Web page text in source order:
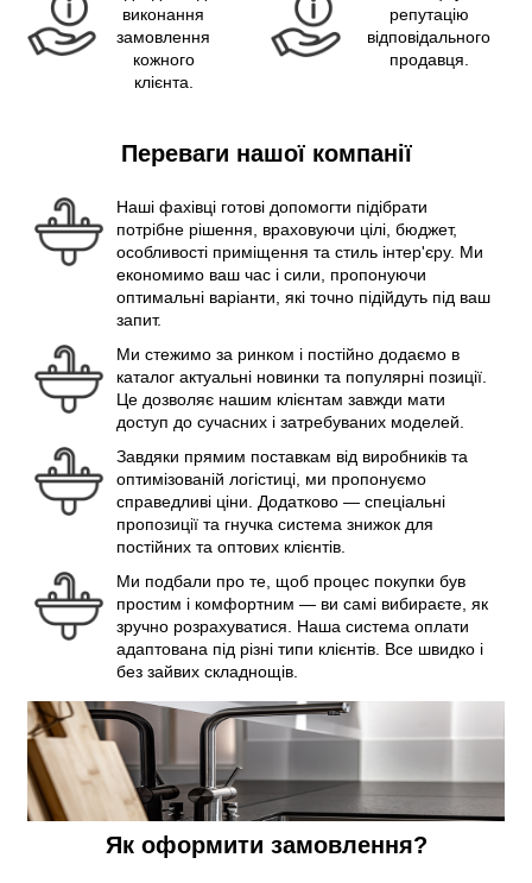
виконання
замовлення
кожного
клієнта.
репутацію
відповідального
продавця.
Переваги нашої компанії
Наші фахівці готові допомогти підібрати
потрібне рішення, враховуючи цілі, бюджет,
особливості приміщення та стиль інтер'єру. Ми
економимо ваш час і сили, пропонуючи
оптимальні варіанти, які точно підійдуть під ваш
запит.
Ми стежимо за ринком і постійно додаємо в
каталог актуальні новинки та популярні позиції.
Це дозволяє нашим клієнтам завжди мати
доступ до сучасних і затребуваних моделей.
Завдяки прямим поставкам від виробників та
оптимізованій логістиці, ми пропонуємо
справедливі ціни. Додатково — спеціальні
пропозиції та гнучка система знижок для
постійних та оптових клієнтів.
Ми подбали про те, щоб процес покупки був
простим і комфортним — ви самі вибираєте, як
зручно розрахуватися. Наша система оплати
адаптована під різні типи клієнтів. Все швидко і
без зайвих складнощів.
Як оформити замовлення?